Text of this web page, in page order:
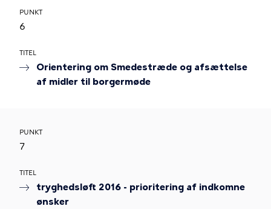
PUNKT
6
TITEL
Orientering om Smedestræde og afsættelse
af midler til borgermøde
PUNKT
7
TITEL
tryghedsløft 2016 - prioritering af indkomne
ønsker